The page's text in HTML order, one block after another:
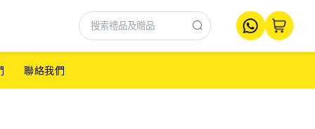
聯絡我們